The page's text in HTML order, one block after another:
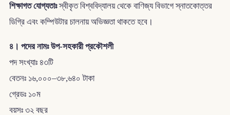
শিক্ষাগত যোগ্যতাঃস্বীকৃত বিশ্ববিদ্যালয় থেকে বাণিজ্য বিভাগে স্নাতকোত্তর
ডিগ্রি এবং কম্পিউটার চালনায় অভিজ্ঞতা থাকতে হবে।
৪। পদের নামঃ উপ-সহকারী প্রকৌশলী
পদ সংখ্যাঃ ৪৩টি
বেতনঃ ১৬,০০০–৩৮,৬৪০ টাকা
গ্রেডঃ ১০ম
বয়সঃ ৩২ বছর